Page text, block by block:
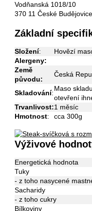
Vodňanská 1018/10
370 11 České Budějovice
Základní
Složení:
Hovězí
Alergeny:
Země
původu:
Česká
Skladování:
Maso
otevření
Trvanlivost:1 měsíc
Hmotnost: cca 300g
Výživové
Energetická hodnota
Tuky
- z toho nasycené
Sacharidy
- z toho cukry
Bílkoviny